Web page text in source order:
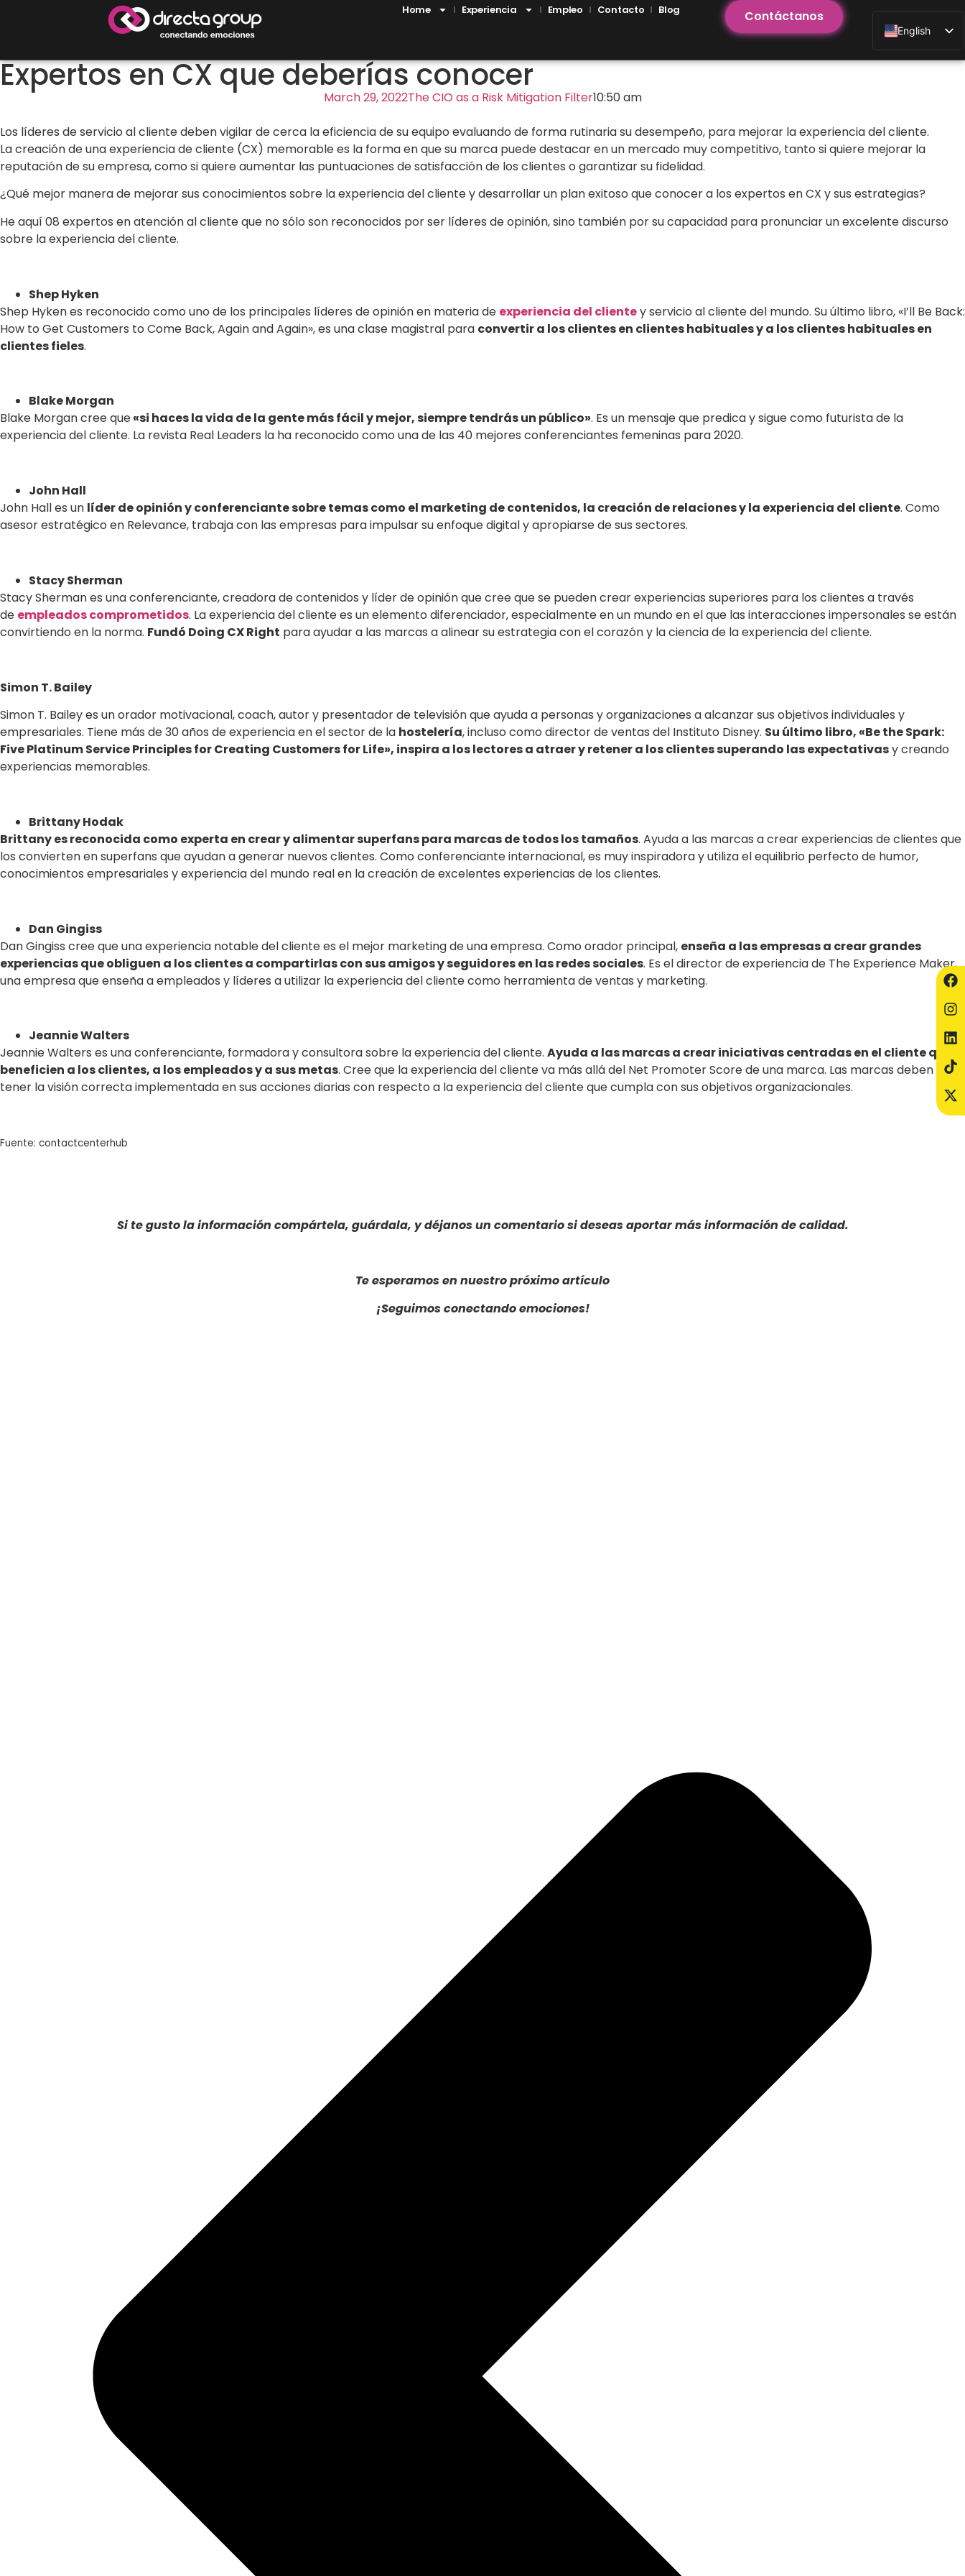
Contáctanos
English
Home Experiencia Empleo Contacto Blog
Expertos en CX que deberías conocer
March 29, 2022The CIO as a Risk Mitigation Filter10:50 am
Los líderes de servicio al cliente deben vigilar de cerca la eficiencia de su equipo evaluando de forma rutinaria su desempeño, para mejorar la experiencia del cliente.
La creación de una experiencia de cliente (CX) memorable es la forma en que su marca puede destacar en un mercado muy competitivo, tanto si quiere mejorar la
reputación de su empresa, como si quiere aumentar las puntuaciones de satisfacción de los clientes o garantizar su fidelidad.
¿Qué mejor manera de mejorar sus conocimientos sobre la experiencia del cliente y desarrollar un plan exitoso que conocer a los expertos en CX y sus estrategias?
He aquí 08 expertos en atención al cliente que no sólo son reconocidos por ser líderes de opinión, sino también por su capacidad para pronunciar un excelente discurso
sobre la experiencia del cliente.
Shep Hyken
Shep Hyken es reconocido como uno de los principales líderes de opinión en materia de experiencia del clientey servicio al cliente del mundo. Su último libro, «I’ll Be Back:
How to Get Customers to Come Back, Again and Again», es una clase magistral para convertir a los clientes en clientes habituales y a los clientes habituales en
clientes fieles.
Blake Morgan
Blake Morgan cree que«si haces la vida de la gente más fácil y mejor, siempre tendrás un público». Es un mensaje que predica y sigue como futurista de la
experiencia del cliente. La revista Real Leaders la ha reconocido como una de las 40 mejores conferenciantes femeninas para 2020.
John Hall
John Hall es un líder de opinión y conferenciante sobre temas como el marketing de contenidos, la creación de relaciones y la experiencia del cliente. Como
asesor estratégico en Relevance, trabaja con las empresas para impulsar su enfoque digital y apropiarse de sus sectores.
Stacy Sherman
Stacy Sherman es una conferenciante, creadora de contenidos y líder de opinión que cree que se pueden crear experiencias superiores para los clientes a través
de empleados comprometidos. La experiencia del cliente es un elemento diferenciador, especialmente en un mundo en el que las interacciones impersonales se están
convirtiendo en la norma. Fundó Doing CX Right para ayudar a las marcas a alinear su estrategia con el corazón y la ciencia de la experiencia del cliente.
Simon T. Bailey
Simon T. Bailey es un orador motivacional, coach, autor y presentador de televisión que ayuda a personas y organizaciones a alcanzar sus objetivos individuales y
empresariales. Tiene más de 30 años de experiencia en el sector de la hostelería, incluso como director de ventas del Instituto Disney. Su último libro, «Be the Spark:
Five Platinum Service Principles for Creating Customers for Life», inspira a los lectores a atraer y retener a los clientes superando las expectativasy creando
experiencias memorables.
Brittany Hodak
Brittany es reconocida como experta en crear y alimentar superfans para marcas de todos los tamaños. Ayuda a las marcas a crear experiencias de clientes que
los convierten en superfans que ayudan a generar nuevos clientes. Como conferenciante internacional, es muy inspiradora y utiliza el equilibrio perfecto de humor,
conocimientos empresariales y experiencia del mundo real en la creación de excelentes experiencias de los clientes.
Dan Gingiss
Dan Gingiss cree que una experiencia notable del cliente es el mejor marketing de una empresa. Como orador principal, enseña a las empresas a crear grandes
experiencias que obliguen a los clientes a compartirlas con sus amigos y seguidores en las redes sociales. Es el director de experiencia de The Experience Maker,
una empresa que enseña a empleados y líderes a utilizar la experiencia del cliente como herramienta de ventas y marketing.
Jeannie Walters
Jeannie Walters es una conferenciante, formadora y consultora sobre la experiencia del cliente. Ayuda a las marcas a crear iniciativas centradas en el cliente que
beneficien a los clientes, a los empleados y a sus metas. Cree que la experiencia del cliente va más allá del Net Promoter Score de una marca. Las marcas deben
tener la visión correcta implementada en sus acciones diarias con respecto a la experiencia del cliente que cumpla con sus objetivos organizacionales.
Fuente: contactcenterhub
Si te gusto la información compártela, guárdala, y déjanos un comentario si deseas aportar más información de calidad.
Te esperamos en nuestro próximo artículo
¡Seguimos conectando emociones!